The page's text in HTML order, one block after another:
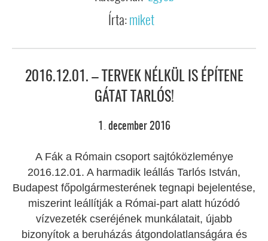
Írta: miket
2016.12.01. – TERVEK NÉLKÜL IS ÉPÍTENE
GÁTAT TARLÓS!
. december 2016
A Fák a Rómain csoport sajtóközleménye
2016.12.01. A harmadik leállás Tarlós István,
Budapest főpolgármesterének tegnapi bejelentése,
miszerint leállítják a Római-part alatt húzódó
vízvezeték cseréjének munkálatait, újabb
bizonyítok a beruházás átgondolatlanságára és